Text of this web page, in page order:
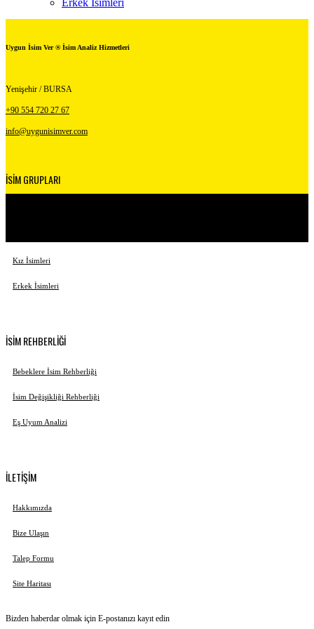
Uygun İsim Ver ® İsim Analiz Hizmetleri
Yenişehir / BURSA
+90 554 720 27 67
info@uygunisimver.com
İSİM GRUPLARI
Kız İsimleri
Erkek İsimleri
İSİM REHBERLİĞİ
Bebeklere İsim Rehberliği
İsim Değişikliği Rehberliği
Eş Uyum Analizi
İLETİŞİM
Hakkımızda
Bize Ulaşın
Talep Formu
Site Haritası
Bizden haberdar olmak için E-postanızı kayıt edin